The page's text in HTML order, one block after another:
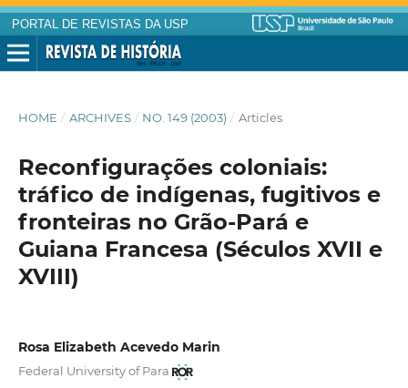
PORTAL DE REVISTAS DA USP
HOME / ARCHIVES / NO. 149 (2003) / Articles
Reconfigurações coloniais:
tráfico de indígenas, fugitivos e
fronteiras no Grão-Pará e
Guiana Francesa (Séculos XVII e
XVIII)
Rosa Elizabeth Acevedo Marin
Federal University of Para